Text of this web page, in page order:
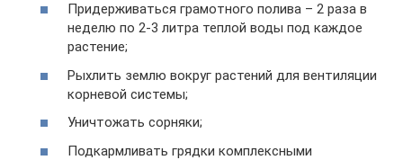
Придерживаться грамотного полива – 2 раза в
неделю по 2-3 литра теплой воды под каждое
растение;
Рыхлить землю вокруг растений для вентиляции
корневой системы;
Уничтожать сорняки;
Подкармливать грядки комплексными